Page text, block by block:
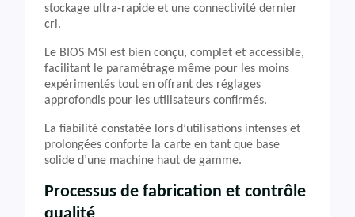
stockage ultra-rapide et une connectivité dernier
cri.
Le BIOS MSI est bien conçu, complet et accessible,
facilitant le paramétrage même pour les moins
expérimentés tout en offrant des réglages
approfondis pour les utilisateurs confirmés.
La fiabilité constatée lors d’utilisations intenses et
prolongées conforte la carte en tant que base
solide d’une machine haut de gamme.
Processus de fabrication et contrôle